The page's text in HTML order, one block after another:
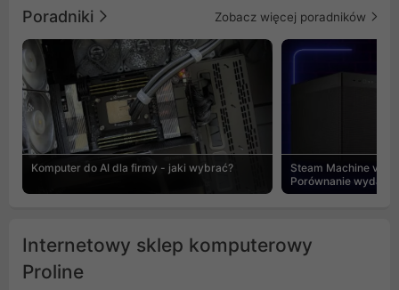
Poradniki Zobacz więcej poradników
Komputer do AI dla firmy - jaki wybrać?
Steam Machine vs
Porównanie
Internetowy sklep komputerowy
Proline